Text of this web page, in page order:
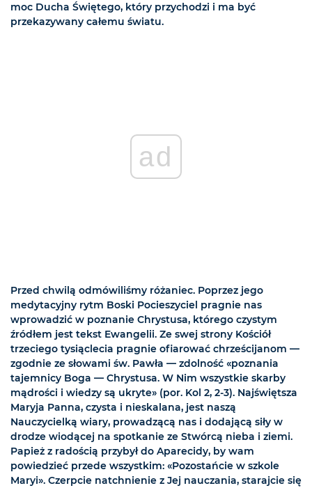
moc Ducha Świętego, który przychodzi i ma być
przekazywany całemu światu.
ad
Przed chwilą odmówiliśmy różaniec. Poprzez jego
medytacyjny rytm Boski Pocieszyciel pragnie nas
wprowadzić w poznanie Chrystusa, którego czystym
źródłem jest tekst Ewangelii. Ze swej strony Kościół
trzeciego tysiąclecia pragnie ofiarować chrześcijanom —
zgodnie ze słowami św. Pawła — zdolność «poznania
tajemnicy Boga — Chrystusa. W Nim wszystkie skarby
mądrości i wiedzy są ukryte» (por. Kol 2, 2-3). Najświętsza
Maryja Panna, czysta i nieskalana, jest naszą
Nauczycielką wiary, prowadzącą nas i dodającą siły w
drodze wiodącej na spotkanie ze Stwórcą nieba i ziemi.
Papież z radością przybył do Aparecidy, by wam
powiedzieć przede wszystkim: «Pozostańcie w szkole
Maryi». Czerpcie natchnienie z Jej nauczania, starajcie się